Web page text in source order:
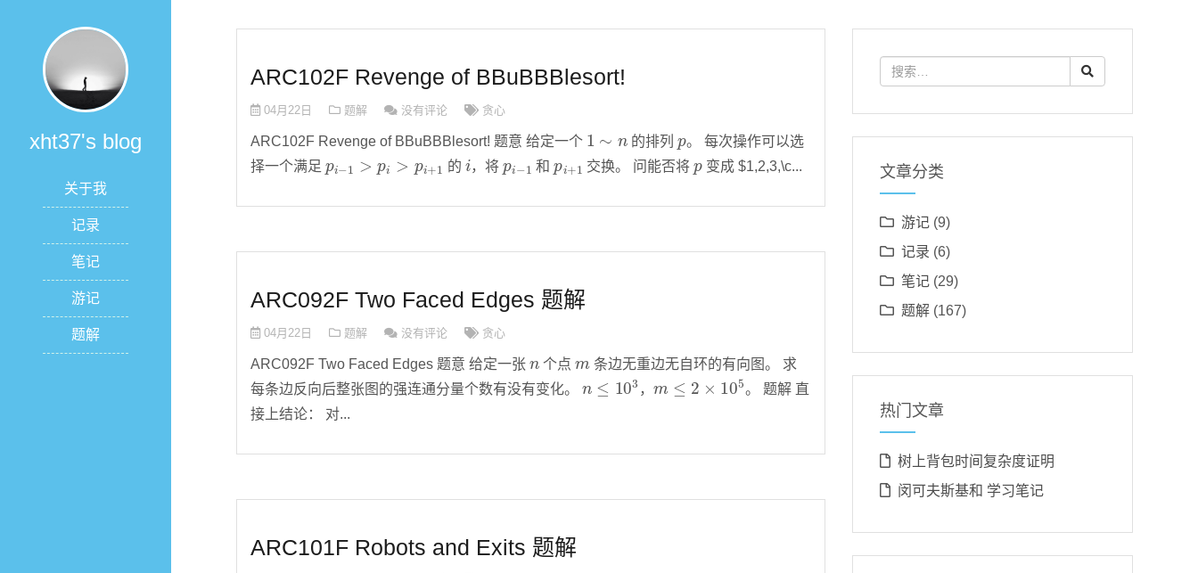
xht37's blog
关于我
记录
笔记
游记
题解
ARC102F Revenge of BBuBBBlesort!
04月22日 题解 没有评论 贪心
ARC102F Revenge of BBuBBBlesort! 题意 给定一个
1
的排列 。 每次操作可以选
择一个满足
的
i
，将 和 交换。 问能否将 变成 $1,2,3,\c...
ARC092F Two Faced Edges 题解
04月22日 题解 没有评论 贪心
ARC092F Two Faced Edges 题意 给定一张 个点
条边无重边无自环的有向图。 求
每条边反向后整张图的强连通分量个数有没有变化。
103
，
2 ×10 5
。 题解 直
接上结论： 对...
ARC101F Robots and Exits 题解
文章分类
游记(9)
记录 (6)
笔记(29)
题解(167)
热门文章
树上背包时间复杂度证明
闵可夫斯基和 学习笔记